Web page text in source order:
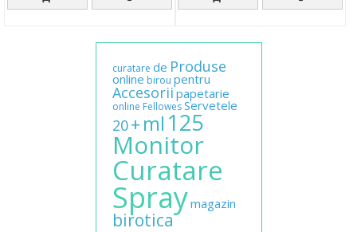
curatare de Produse
online birou pentru
Accesorii papetarie
online Fellowes Servetele
20+ ml 125
Monitor
Curatare
Spraymagazin
birotica